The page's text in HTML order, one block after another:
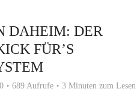
DAHEIM: DER
FÜR’S
689 Aufrufe 3 Minuten zum Lesen